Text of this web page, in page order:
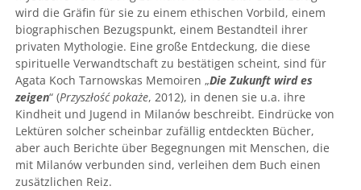
wird die Gräfin für sie zu einem ethischen Vorbild, einem
biographischen Bezugspunkt, einem Bestandteil ihrer
privaten Mythologie. Eine große Entdeckung, die diese
spirituelle Verwandtschaft zu bestätigen scheint, sind für
Agata Koch Tarnowskas Memoiren „Die Zukunft wird es
zeigen“ (Przyszłość pokaże, 2012), in denen sie u.a. ihre
Kindheit und Jugend in Milanów beschreibt. Eindrücke von
Lektüren solcher scheinbar zufällig entdeckten Bücher,
aber auch Berichte über Begegnungen mit Menschen, die
mit Milanów verbunden sind, verleihen dem Buch einen
zusätzlichen Reiz.